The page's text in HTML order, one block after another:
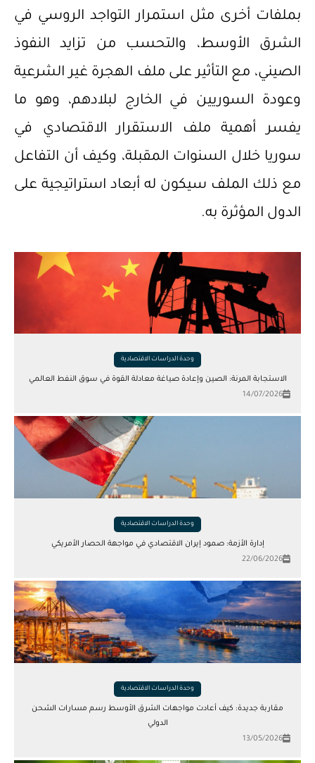
بملفات أخرى مثل استمرار التواجد الروسي في
الشرق الأوسط، والتحسب من تزايد النفوذ
الصيني، مع التأثير على ملف الهجرة غير الشرعية
وعودة السوريين في الخارج لبلادهم، وهو ما
يفسر أهمية ملف الاستقرار الاقتصادي في
سوريا خلال السنوات المقبلة، وكيف أن التفاعل
مع ذلك الملف سيكون له أبعاد استراتيجية على
الدول المؤثرة به.
وحدة الدراسات الاقتصادية
الاستجابة المرنة: الصين وإعادة صياغة معادلة القوة في سوق النفط العالمي
14/07/2026
وحدة الدراسات الاقتصادية
إدارة الأزمة: صمود إيران الاقتصادي في مواجهة الحصار الأمريكي
22/06/2026
وحدة الدراسات الاقتصادية
مقاربة جديدة: كيف أعادت مواجهات الشرق الأوسط رسم مسارات الشحن
الدولي
13/05/2026